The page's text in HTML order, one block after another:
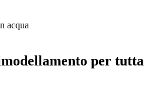
acqua
per tutta